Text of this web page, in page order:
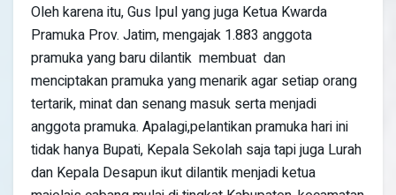
Oleh karena itu, Gus Ipul yang juga Ketua Kwarda
Pramuka Prov. Jatim, mengajak 1.883 anggota
pramuka yang baru dilantik membuat dan
menciptakan pramuka yang menarik agar setiap orang
tertarik, minat dan senang masuk serta menjadi
anggota pramuka. Apalagi,pelantikan pramuka hari ini
tidak hanya Bupati, Kepala Sekolah saja tapi juga Lurah
dan Kepala Desapun ikut dilantik menjadi ketua